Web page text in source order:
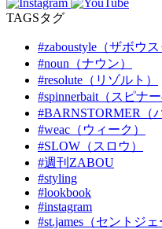
TAGSタグ
#zaboustyle（ザボウス
#noun（ナウン）
#resolute（リゾルト）
#spinnerbait（スピナー
#BARNSTORMER（
#weac（ウィーク）
#SLOW（スロウ）
#週刊ZABOU
#styling
#lookbook
#instagram
#st.james（セントジェ